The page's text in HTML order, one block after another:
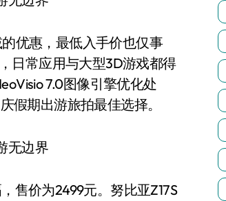
优惠，最低入手价也仅事
日常应用与大型3D游戏都得
7.0图像引擎优化处
假期出游旅拍最佳选择。
价为2499元。努比亚Z17S